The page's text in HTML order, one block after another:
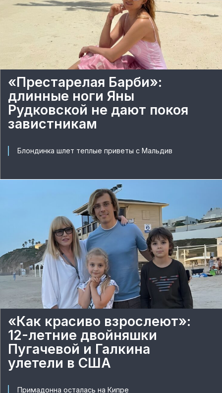
«Престарелая Барби»:
длинные ноги Яны
Рудковской не дают покоя
завистникам
Блондинка шлет теплые приветы с Мальдив
«Как красиво взрослеют»:
12-летние двойняшки
Пугачевой и Галкина
улетели в США
Примадонна осталась на Кипре